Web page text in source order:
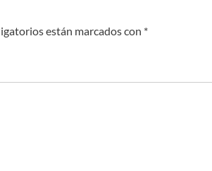
están marcados con *